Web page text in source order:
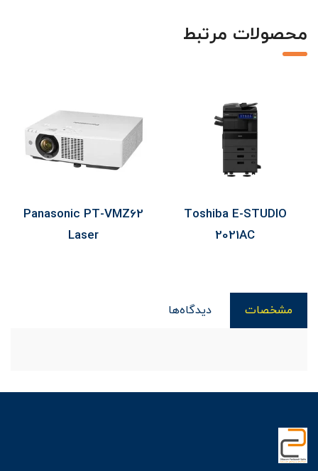
محصولات مرتبط
Toshiba E-STUDIO
2021AC
Panasonic PT-VMZ62
Laser
مشخصات دیدگاه‌ها